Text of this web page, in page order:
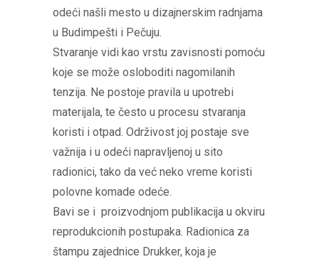
odeći našli mesto u dizajnerskim radnjama
u Budimpešti i Pečuju.
Stvaranje vidi kao vrstu zavisnosti pomoću
koje se može osloboditi nagomilanih
tenzija. Ne postoje pravila u upotrebi
materijala, te često u procesu stvaranja
koristi i otpad. Održivost joj postaje sve
važnija i u odeći napravljenoj u sito
radionici, tako da već neko vreme koristi
polovne komade odeće.
Bavi se i proizvodnjom publikacija u okviru
reprodukcionih postupaka. Radionica za
štampu zajednice Drukker, koja je